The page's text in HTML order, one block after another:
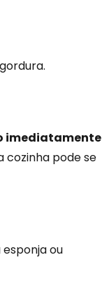
imediatamente
cozinha pode se
ou